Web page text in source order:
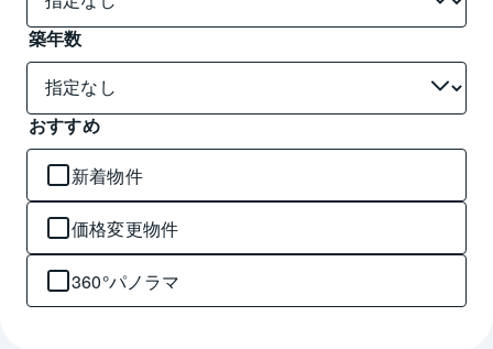
築年数
おすすめ
新着物件
価格変更物件
360°パノラマ